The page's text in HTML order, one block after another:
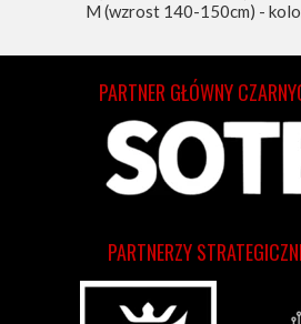
M (wzrost 140-150cm) -
PARTNERZY
PARTNER GŁÓWNY